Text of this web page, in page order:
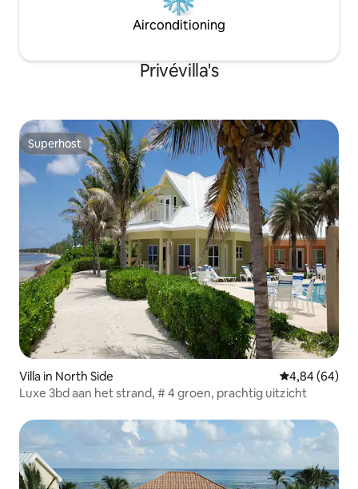
Airconditioning
Privévilla's
Superhost
Superhost
Villa in North Side Gemiddelde
4,84 (64)
Luxe 3bd aan het strand, # 4 groen, prachtig uitzicht